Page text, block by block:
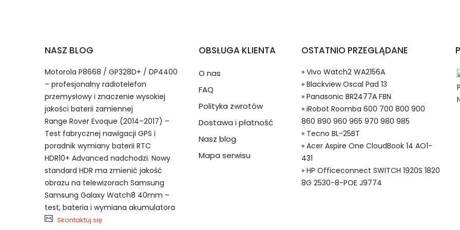
Dzięki ochronie kupujących w systemie PayPal możesz odzyskać całkowitą wartość
przedmiot do Ciebie nie dotrze lub będzie się znacznie różnić od opisu.
Model urządzenia
Numer produktu baterii
Vivo BW-A9 bateria, BW-A9 Baterie do Zegarków, Alternatywna bateria do Vivo BW-A9,Vivo
NASZ BLOG
Motorola P8668 / GP328D+ / DP4400
– profesjonalny radiotelefon
przemysłowy i znaczenie wysokiej
jakości baterii zamiennej
Range Rover Evoque (2014–2017) –
Test fabrycznej nawigacji GPS i
poradnik wymiany baterii RTC
HDR10+ Advanced nadchodzi. Nowy
standard HDR ma zmienić jakość
obrazu na telewizorach Samsung
Samsung Galaxy Watch8 40mm –
test, bateria i wymiana akumulatora
Skontaktuj się
OBSŁUGA KLIENTA
O nas
FAQ
Polityka zwrotów
Dostawa i płatność
Nasz blog
Mapa serwisu
OSTATNIO PRZEGLĄDANE
» Vivo Watch2 WA2156A
» Blackview Oscal Pad 13
» Panasonic BR2477A FBN
» iRobot Roomba 600 700 800 900
860 890 960 965 970 980 985
» Tecno BL-25BT
» Acer Aspire One CloudBook 14 AO1-
431
» HP Officeconnect SWITCH 1920S 1820
8G 2530-8-POE J9774